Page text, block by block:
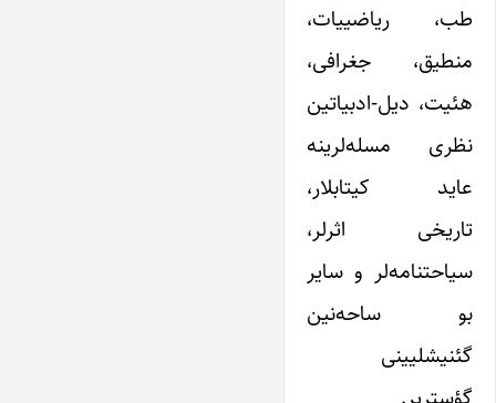
طب، ریاضییات،
منطیق، جغرافی،
هئیت، دیل-ادبیاتین
نظری مسله‌لرینه
عاید کیتابلار،
تاریخی اثرلر،
سیاحتنامه‌لر و سایر
بو ساحه‌نین
گئنیشلیینی